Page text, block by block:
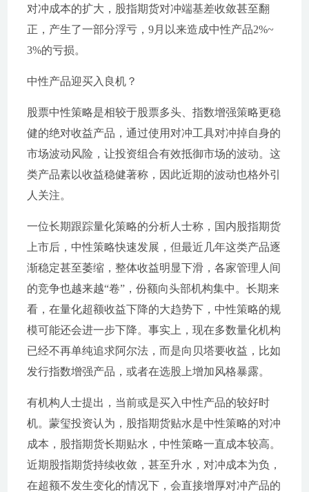
对冲成本的扩大，股指期货对冲端基差收敛甚至翻
正，产生了一部分浮亏，9月以来造成中性产品2%~
3%的亏损。
中性产品迎买入良机？
股票中性策略是相较于股票多头、指数增强策略更稳
健的绝对收益产品，通过使用对冲工具对冲掉自身的
市场波动风险，让投资组合有效抵御市场的波动。这
类产品素以收益稳健著称，因此近期的波动也格外引
人关注。
一位长期跟踪量化策略的分析人士称，国内股指期货
上市后，中性策略快速发展，但最近几年这类产品逐
渐稳定甚至萎缩，整体收益明显下滑，各家管理人间
的竞争也越来越“卷”，份额向头部机构集中。长期来
看，在量化超额收益下降的大趋势下，中性策略的规
模可能还会进一步下降。事实上，现在多数量化机构
已经不再单纯追求阿尔法，而是向贝塔要收益，比如
发行指数增强产品，或者在选股上增加风格暴露。
有机构人士提出，当前或是买入中性产品的较好时
机。蒙玺投资认为，股指期货贴水是中性策略的对冲
成本，股指期货长期贴水，中性策略一直成本较高。
近期股指期货持续收敛，甚至升水，对冲成本为负，
在超额不发生变化的情况下，会直接增厚对冲产品的